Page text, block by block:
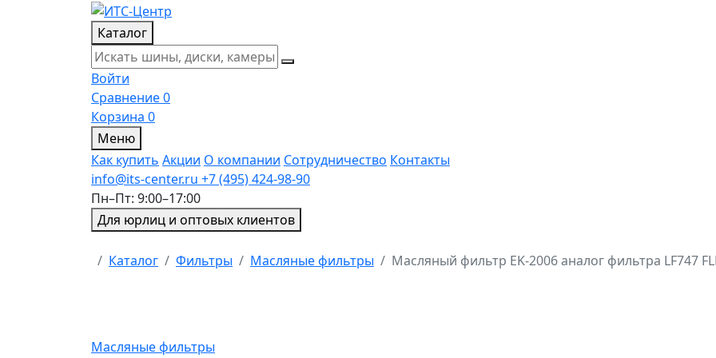
Каталог
Войти
Сравнение0
Корзина 0
Меню
Как купить Акции О компании Сотрудничество Контакты
info@its-center.ru +7 (495) 424-98-90
Пн–Пт: 9:00–17:00
Для юрлиц и оптовых клиентов
Главная
Каталог Фильтры Масляные фильтры Масляный фильтр EK-2006 аналог фильтра LF747
Масляные фильтры